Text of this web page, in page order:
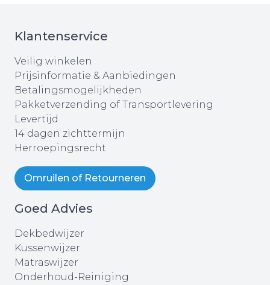
Klantenservice
Veilig winkelen
Prijsinformatie & Aanbiedingen
Betalingsmogelijkheden
Pakketverzending of Transportlevering
Levertijd
14 dagen zichttermijn
Herroepingsrecht
Omruilen of Retourneren
Goed Advies
Dekbedwijzer
Kussenwijzer
Matraswijzer
Onderhoud-Reiniging